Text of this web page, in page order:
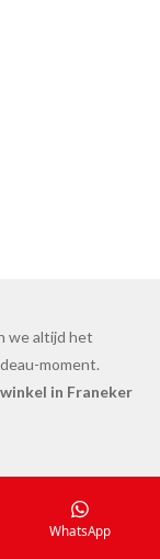
we altijd het
moment.
in Franeker
WhatsApp